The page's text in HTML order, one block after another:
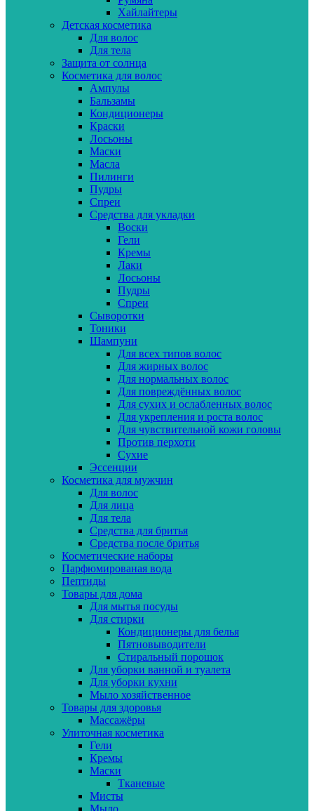
Хайлайтеры
Детская косметика
Для волос
Для тела
Защита от солнца
Косметика для волос
Ампулы
Бальзамы
Кондиционеры
Краски
Лосьоны
Маски
Масла
Пилинги
Пудры
Спреи
Средства для укладки
Воски
Гели
Кремы
Лаки
Лосьоны
Пудры
Спреи
Сыворотки
Тоники
Шампуни
Для всех типов волос
Для жирных волос
Для нормальных волос
Для повреждённых волос
Для сухих и ослабленных волос
Для укрепления и роста волос
Для чувствительной кожи головы
Против перхоти
Сухие
Эссенции
Косметика для мужчин
Для волос
Для лица
Для тела
Средства для бритья
Средства после бритья
Косметические наборы
Парфюмированая вода
Пептиды
Товары для дома
Для мытья посуды
Для стирки
Кондиционеры для белья
Пятновыводители
Стиральный порошок
Для уборки ванной и туалета
Для уборки кухни
Мыло хозяйственное
Товары для здоровья
Массажёры
Улиточная косметика
Гели
Кремы
Маски
Тканевые
Мисты